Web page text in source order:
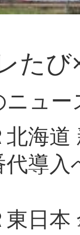
た
ュー
北海道
代導入
東日